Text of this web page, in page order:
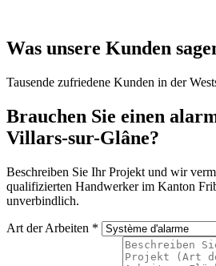
Was unsere Kunden
Tausende zufriedene Kunden in der
Brauchen Sie einen
Villars-sur-Glâne?
Beschreiben Sie Ihr Projekt und wir
qualifizierten Handwerker im Kanton
unverbindlich.
Art der Arbeiten *